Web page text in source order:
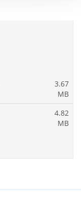
3.67
MB
4.82
MB